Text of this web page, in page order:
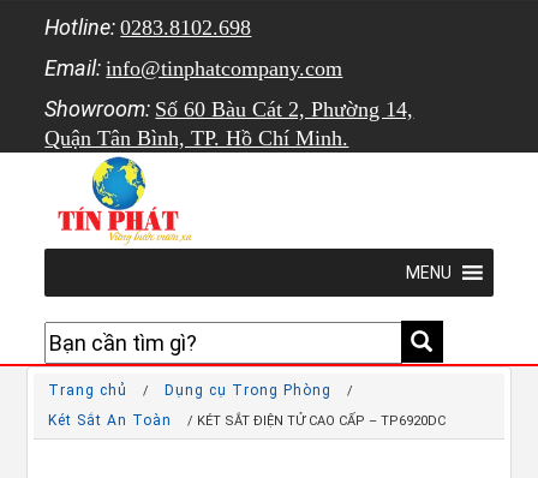
Hotline: 0283.8102.698
Email: info@tinphatcompany.com
Showroom: Số 60 Bàu Cát 2, Phường 14,
Quận Tân Bình, TP. Hồ Chí Minh.
MENU
Trang chủ / Dụng cụ Trong Phòng /
Két Sắt An Toàn / KÉT SẮT ĐIỆN TỬ CAO CẤP – TP6920DC